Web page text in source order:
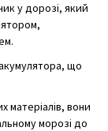
у дорозі, який
що
матеріалів, вони
морозі до